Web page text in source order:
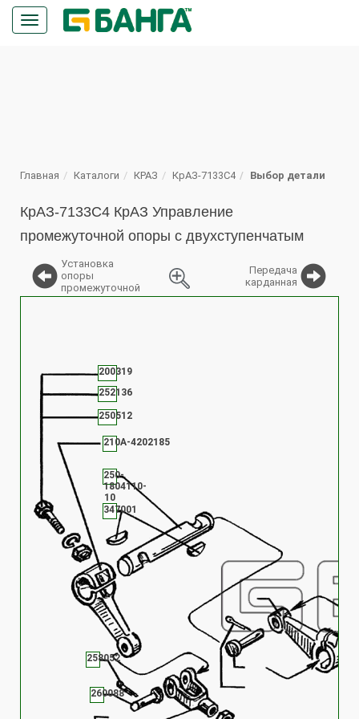
Кнопка
меню
Главная Каталоги КРАЗ КрАЗ-7133С4 Выбор детали
КрАЗ-7133С4 КрАЗ Управление
промежуточной опоры с двухступенчатым
Установка
опоры
промежуточной
Передача
карданная
260088
258052
347001
250-
1804110-
10
210А-4202185
250512
252136
200319